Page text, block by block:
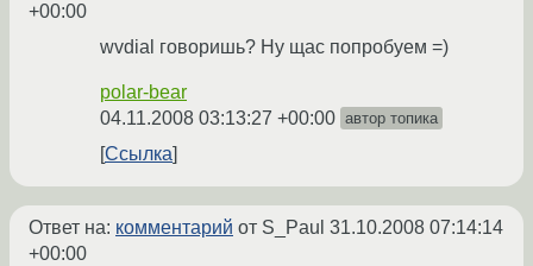
+00:00
wvdial говоришь? Ну щас попробуем =)
polar-bear
04.11.2008 03:13:27 +00:00 автор топика
Ссылка
Ответ на: комментарий от S_Paul 31.10.2008 07:14:14
+00:00